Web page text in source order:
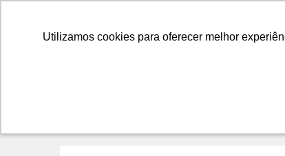
Utilizamos cookies para oferecer melhor
Utilizamos cookies para oferecer melhor